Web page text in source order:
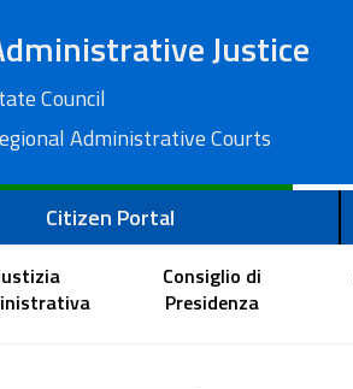
Justice
Council
Administrative Courts
Citizen Portal
Consiglio di
Presidenza